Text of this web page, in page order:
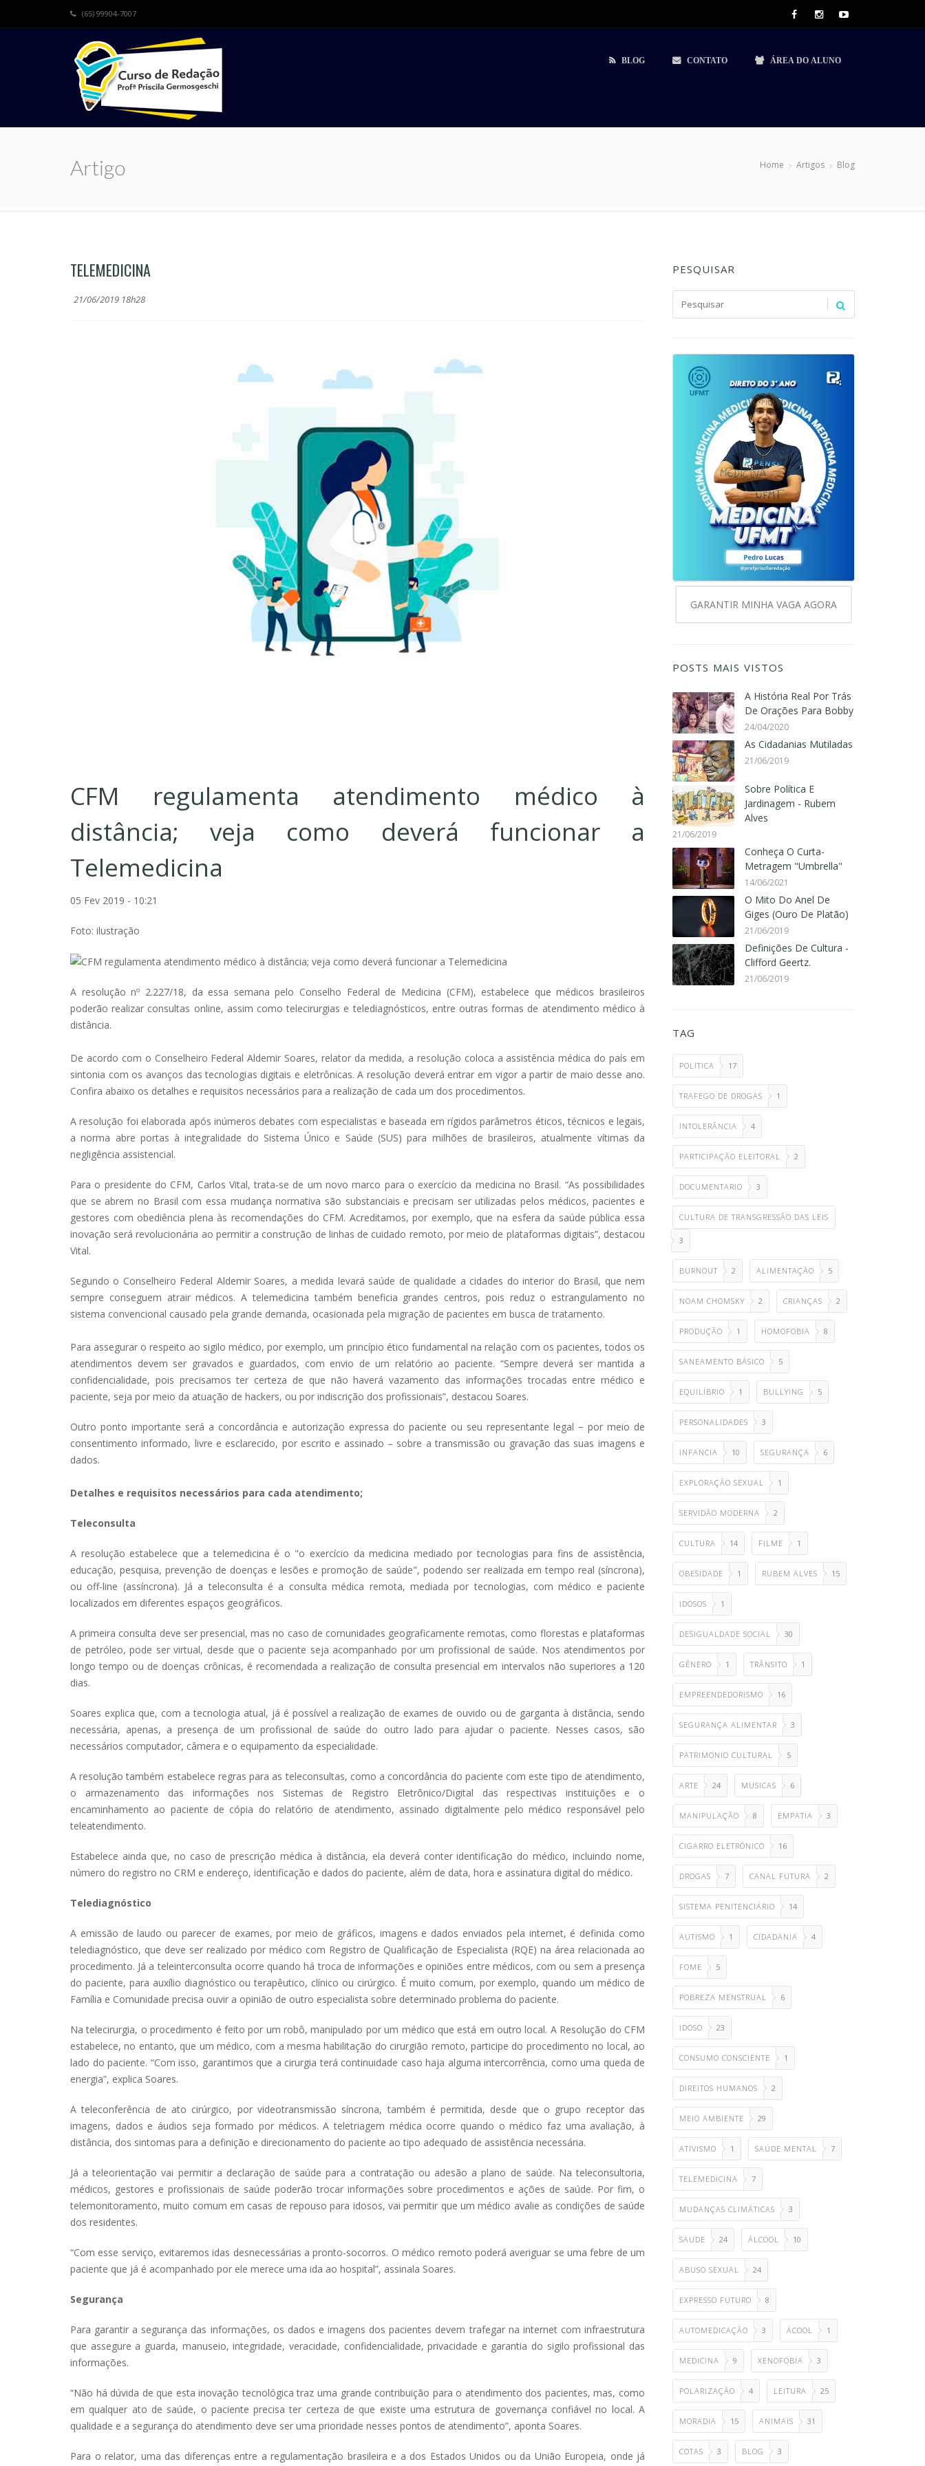
(65) 99904-7007
BLOG CONTATO ÁREA DO ALUNO
Artigo Home Artigos Blog
TELEMEDICINA
21/06/2019 18h28
CFM regulamenta atendimento médico à
distância; veja como deverá funcionar a
Telemedicina
05 Fev 2019 - 10:21
Foto: ilustração
A resolução nº 2.227/18, da essa semana pelo Conselho Federal de Medicina (CFM), estabelece que médicos brasileiros
poderão realizar consultas online, assim como telecirurgias e telediagnósticos, entre outras formas de atendimento médico à
distância.
De acordo com o Conselheiro Federal Aldemir Soares, relator da medida, a resolução coloca a assistência médica do país em
sintonia com os avanços das tecnologias digitais e eletrônicas. A resolução deverá entrar em vigor a partir de maio desse ano.
Confira abaixo os detalhes e requisitos necessários para a realização de cada um dos procedimentos.
A resolução foi elaborada após inúmeros debates com especialistas e baseada em rígidos parâmetros éticos, técnicos e legais,
a norma abre portas à integralidade do Sistema Único e Saúde (SUS) para milhões de brasileiros, atualmente vítimas da
negligência assistencial.
Para o presidente do CFM, Carlos Vital, trata-se de um novo marco para o exercício da medicina no Brasil. “As possibilidades
que se abrem no Brasil com essa mudança normativa são substanciais e precisam ser utilizadas pelos médicos, pacientes e
gestores com obediência plena às recomendações do CFM. Acreditamos, por exemplo, que na esfera da saúde pública essa
inovação será revolucionária ao permitir a construção de linhas de cuidado remoto, por meio de plataformas digitais”, destacou
Vital.
Segundo o Conselheiro Federal Aldemir Soares, a medida levará saúde de qualidade a cidades do interior do Brasil, que nem
sempre conseguem atrair médicos. A telemedicina também beneficia grandes centros, pois reduz o estrangulamento no
sistema convencional causado pela grande demanda, ocasionada pela migração de pacientes em busca de tratamento.
Para assegurar o respeito ao sigilo médico, por exemplo, um princípio ético fundamental na relação com os pacientes, todos os
atendimentos devem ser gravados e guardados, com envio de um relatório ao paciente. “Sempre deverá ser mantida a
confidencialidade, pois precisamos ter certeza de que não haverá vazamento das informações trocadas entre médico e
paciente, seja por meio da atuação de hackers, ou por indiscrição dos profissionais”, destacou Soares.
Outro ponto importante será a concordância e autorização expressa do paciente ou seu representante legal ­− por meio de
consentimento informado, livre e esclarecido, por escrito e assinado – sobre a transmissão ou gravação das suas imagens e
dados.
Detalhes e requisitos necessários para cada atendimento;
Teleconsulta
A resolução estabelece que a telemedicina é o "o exercício da medicina mediado por tecnologias para fins de assistência,
educação, pesquisa, prevenção de doenças e lesões e promoção de saúde", podendo ser realizada em tempo real (síncrona),
ou off-line (assíncrona). Já a teleconsulta é a consulta médica remota, mediada por tecnologias, com médico e paciente
localizados em diferentes espaços geográficos.
A primeira consulta deve ser presencial, mas no caso de comunidades geograficamente remotas, como florestas e plataformas
de petróleo, pode ser virtual, desde que o paciente seja acompanhado por um profissional de saúde. Nos atendimentos por
longo tempo ou de doenças crônicas, é recomendada a realização de consulta presencial em intervalos não superiores a 120
dias.
Soares explica que, com a tecnologia atual, já é possível a realização de exames de ouvido ou de garganta à distância, sendo
necessária, apenas, a presença de um profissional de saúde do outro lado para ajudar o paciente. Nesses casos, são
necessários computador, câmera e o equipamento da especialidade.
A resolução também estabelece regras para as teleconsultas, como a concordância do paciente com este tipo de atendimento,
o armazenamento das informações nos Sistemas de Registro Eletrônico/Digital das respectivas instituições e o
encaminhamento ao paciente de cópia do relatório de atendimento, assinado digitalmente pelo médico responsável pelo
teleatendimento.
Estabelece ainda que, no caso de prescrição médica à distância, ela deverá conter identificação do médico, incluindo nome,
número do registro no CRM e endereço, identificação e dados do paciente, além de data, hora e assinatura digital do médico.
Telediagnóstico
A emissão de laudo ou parecer de exames, por meio de gráficos, imagens e dados enviados pela internet, é definida como
telediagnóstico, que deve ser realizado por médico com Registro de Qualificação de Especialista (RQE) na área relacionada ao
procedimento. Já a teleinterconsulta ocorre quando há troca de informações e opiniões entre médicos, com ou sem a presença
do paciente, para auxílio diagnóstico ou terapêutico, clínico ou cirúrgico. É muito comum, por exemplo, quando um médico de
Família e Comunidade precisa ouvir a opinião de outro especialista sobre determinado problema do paciente.
Na telecirurgia, o procedimento é feito por um robô, manipulado por um médico que está em outro local. A Resolução do CFM
estabelece, no entanto, que um médico, com a mesma habilitação do cirurgião remoto, participe do procedimento no local, ao
lado do paciente. “Com isso, garantimos que a cirurgia terá continuidade caso haja alguma intercorrência, como uma queda de
energia”, explica Soares.
A teleconferência de ato cirúrgico, por videotransmissão síncrona, também é permitida, desde que o grupo receptor das
imagens, dados e áudios seja formado por médicos. A teletriagem médica ocorre quando o médico faz uma avaliação, à
distância, dos sintomas para a definição e direcionamento do paciente ao tipo adequado de assistência necessária.
Já a teleorientação vai permitir a declaração de saúde para a contratação ou adesão a plano de saúde. Na teleconsultoria,
médicos, gestores e profissionais de saúde poderão trocar informações sobre procedimentos e ações de saúde. Por fim, o
telemonitoramento, muito comum em casas de repouso para idosos, vai permitir que um médico avalie as condições de saúde
dos residentes.
“Com esse serviço, evitaremos idas desnecessárias a pronto-socorros. O médico remoto poderá averiguar se uma febre de um
paciente que já é acompanhado por ele merece uma ida ao hospital”, assinala Soares.
Segurança
Para garantir a segurança das informações, os dados e imagens dos pacientes devem trafegar na internet com infraestrutura
que assegure a guarda, manuseio, integridade, veracidade, confidencialidade, privacidade e garantia do sigilo profissional das
informações.
“Não há dúvida de que esta inovação tecnológica traz uma grande contribuição para o atendimento dos pacientes, mas, como
em qualquer ato de saúde, o paciente precisa ter certeza de que existe uma estrutura de governança confiável no local. A
qualidade e a segurança do atendimento deve ser uma prioridade nesses pontos de atendimento”, aponta Soares.
Para o relator, uma das diferenças entre a regulamentação brasileira e a dos Estados Unidos ou da União Europeia, onde já
PESQUISAR
GARANTIR MINHA VAGA AGORA
POSTS MAIS VISTOS
A História Real Por Trás
De Orações Para Bobby
24/04/2020
As Cidadanias Mutiladas
21/06/2019
Sobre Política E
Jardinagem - Rubem
Alves
21/06/2019
Conheça O Curta-
Metragem "Umbrella"
14/06/2021
O Mito Do Anel De
Giges (Ouro De Platão)
21/06/2019
Definições De Cultura -
Clifford Geertz.
21/06/2019
TAG
POLITICA 17
TRAFEGO DE DROGAS 1
INTOLERÂNCIA 4
PARTICIPAÇÃO ELEITORAL 2
DOCUMENTARIO 3
CULTURA DE TRANSGRESSÃO DAS LEIS
3
BURNOUT 2 ALIMENTAÇÃO 5
NOAM CHOMSKY 2 CRIANÇAS 2
PRODUÇÃO 1 HOMOFOBIA 8
SANEAMENTO BÁSICO 5
EQUILÍBRIO 1 BULLYING 5
PERSONALIDADES 3
INFANCIA 10 SEGURANÇA 6
EXPLORAÇÃO SEXUAL 1
SERVIDÃO MODERNA 2
CULTURA 14 FILME 1
OBESIDADE 1 RUBEM ALVES 15
IDOSOS 1
DESIGUALDADE SOCIAL 30
GÊNERO 1 TRÂNSITO 1
EMPREENDEDORISMO 16
SEGURANÇA ALIMENTAR 3
PATRIMONIO CULTURAL 5
ARTE 24 MUSICAS 6
MANIPULAÇÃO 8 EMPATIA 3
CIGARRO ELETRÔNICO 16
DROGAS 7 CANAL FUTURA 2
SISTEMA PENITENCIÁRIO 14
AUTISMO 1 CIDADANIA 4
FOME 5
POBREZA MENSTRUAL 6
IDOSO 23
CONSUMO CONSCIENTE 1
DIREITOS HUMANOS 2
MEIO AMBIENTE 29
ATIVISMO 1 SAÚDE MENTAL 7
TELEMEDICINA 7
MUDANÇAS CLIMÁTICAS 3
SAUDE 24 ÁLCOOL 10
ABUSO SEXUAL 24
EXPRESSO FUTURO 8
AUTOMEDICAÇÃO 3 ÁCOOL 1
MEDICINA 9 XENOFOBIA 3
POLARIZAÇÃO 4 LEITURA 25
MORADIA 15 ANIMAIS 31
COTAS 3 BLOG 3